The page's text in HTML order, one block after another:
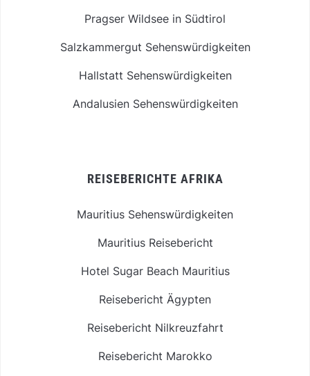
Pragser Wildsee in Südtirol
Salzkammergut Sehenswürdigkeiten
Hallstatt Sehenswürdigkeiten
Andalusien Sehenswürdigkeiten
REISEBERICHTE AFRIKA
Mauritius Sehenswürdigkeiten
Mauritius Reisebericht
Hotel Sugar Beach Mauritius
Reisebericht Ägypten
Reisebericht Nilkreuzfahrt
Reisebericht Marokko